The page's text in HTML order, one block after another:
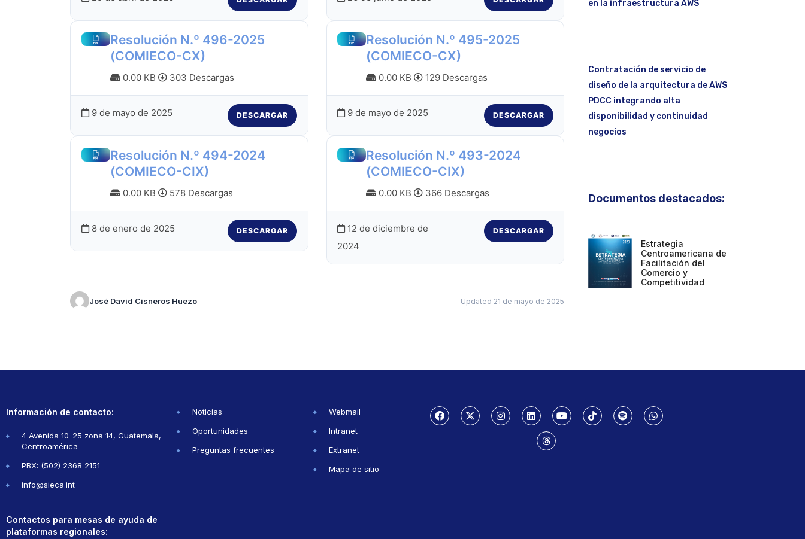
Resolución N.º 496-2025
(COMIECO-CX)
0.00 KB 303 Descargas
9 de mayo de 2025 DESCARGAR
Resolución N.º 495-2025
(COMIECO-CX)
0.00 KB 129 Descargas
9 de mayo de 2025 DESCARGAR
Resolución N.º 494-2024
(COMIECO-CIX)
0.00 KB 578 Descargas
8 de enero de 2025 DESCARGAR
Resolución N.º 493-2024
(COMIECO-CIX)
0.00 KB 366 Descargas
12 de diciembre de
2024
DESCARGAR
José David Cisneros Huezo Updated 21 de mayo de 2025
en la infraestructura AWS
Contratación de servicio de
diseño de la arquitectura de AWS
PDCC integrando alta
disponibilidad y continuidad
negocios
Documentos destacados:
Estrategia
Centroamericana de
Facilitación del
Comercio y
Competitividad
Información de contacto:
4 Avenida 10-25 zona 14, Guatemala,
Centroamérica
PBX: (502) 2368 2151
info@sieca.int
Contactos para mesas de ayuda de
plataformas regionales:
Noticias
Oportunidades
Preguntas frecuentes
Webmail
Intranet
Extranet
Mapa de sitio